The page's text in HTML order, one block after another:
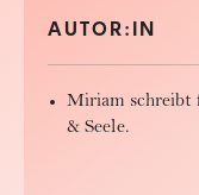
AUTOR:IN
Miriam schreibt
& Seele.